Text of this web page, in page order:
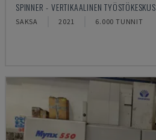
SPINNER - VERTIKAALINEN TYÖSTÖKESKUS
SAKSA 2021 6.000 TUNNIT